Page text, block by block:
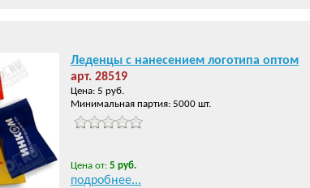
Леденцы с нанесением логотипа оптом
арт. 28519
Цена: 5 руб.
Минимальная партия: 5000 шт.
Цена от: 5 руб.
подробнее...